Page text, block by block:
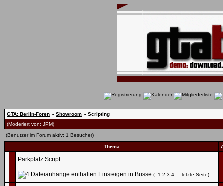
GTA: Berlin-Foren » Showroom » Scripting
(Moderiert von: JPM)
(Benutzer im Forum aktiv: 1 Besucher)
Thema
Parkplatz Script
Einsteigen in Busse ( 1 2 3 4 letzte Seite)